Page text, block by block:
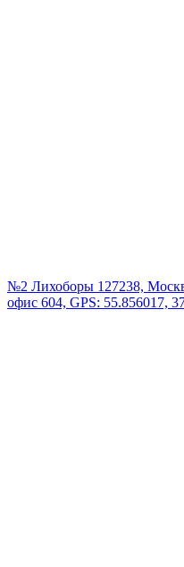
№2 Лихоборы 127238,
офис 604, GPS: 55.856017,